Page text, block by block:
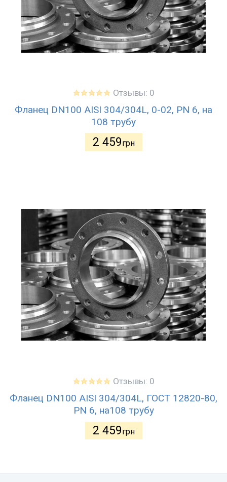
Отзывы: 0
Фланец DN100 AISI 304/304L, 0-02, PN 6, на
108 трубу
2 459грн
Отзывы: 0
Фланец DN100 AISI 304/304L, ГОСТ 12820-80,
PN 6, на108 трубу
2 459грн